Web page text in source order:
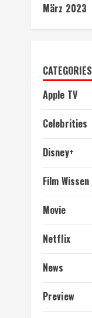
März 2023
CATEGORIES
Apple TV
Celebrities
Disney+
Film Wissen
Movie
Netflix
News
Preview